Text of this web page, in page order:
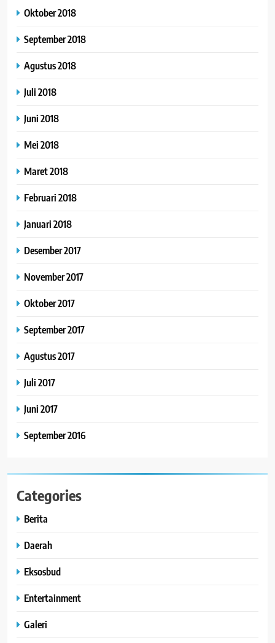
Oktober 2018
September 2018
Agustus 2018
Juli 2018
Juni 2018
Mei 2018
Maret 2018
Februari 2018
Januari 2018
Desember 2017
November 2017
Oktober 2017
September 2017
Agustus 2017
Juli 2017
Juni 2017
September 2016
Categories
Berita
Daerah
Eksosbud
Entertainment
Galeri